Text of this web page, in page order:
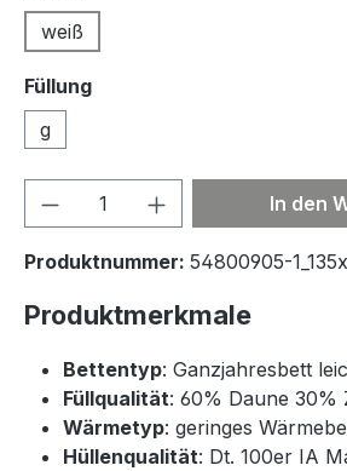
weiß
Füllung
g
Produkt Anzahl: GibIn den
Produktnummer: 54800905-
Produktmerkmale
Bettentyp: Ganzjahresbett
Füllqualität: 60% Daune 30%
Wärmetyp: geringes
Hüllenqualität: Dt. 100er IA